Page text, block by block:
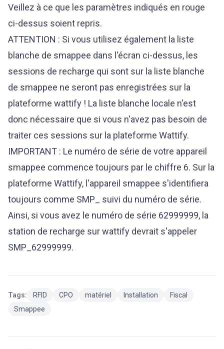
Veillez à ce que les paramètres indiqués en rouge
ci-dessus soient repris.
ATTENTION : Si vous utilisez également la liste
blanche de smappee dans l'écran ci-dessus, les
sessions de recharge qui sont sur la liste blanche
de smappee ne seront pas enregistrées sur la
plateforme wattify ! La liste blanche locale n'est
donc nécessaire que si vous n'avez pas besoin de
traiter ces sessions sur la plateforme Wattify.
IMPORTANT : Le numéro de série de votre appareil
smappee commence toujours par le chiffre 6. Sur la
plateforme Wattify, l'appareil smappee s'identifiera
toujours comme SMP_ suivi du numéro de série.
Ainsi, si vous avez le numéro de série 62999999, la
station de recharge sur wattify devrait s'appeler
SMP_62999999.
Tags: RFID CPO matériel Installation
Fiscal
Smappee